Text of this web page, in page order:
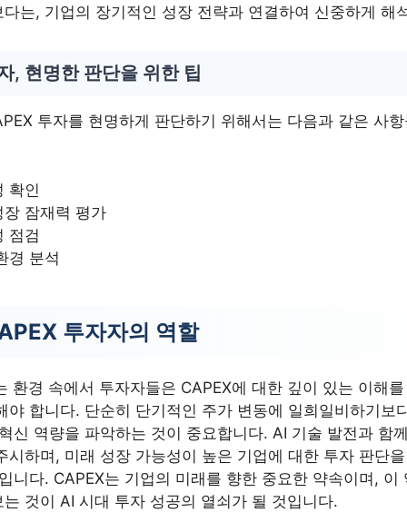
는, 기업의 장기적인 성장 전략과 연결하여 신중하게 해
, 현명한 판단을 위한 팁
투자를 현명하게 판단하기 위해서는 다음과 같은 사
확인
잠재력 평가
점검
경 분석
투자자의 역할
환경 속에서 투자자들은 CAPEX에 대한 깊이 있는 이해
야 합니다. 단순히 단기적인 주가 변동에 일희일비하기보
신 역량을 파악하는 것이 중요합니다. AI 기술 발전과 함
시하며, 미래 성장 가능성이 높은 기업에 대한 투자 판단
니다. CAPEX는 기업의 미래를 향한 중요한 약속이며, 이
것이 AI 시대 투자 성공의 열쇠가 될 것입니다.